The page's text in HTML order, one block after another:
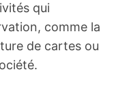
qui
comme la
de cartes ou